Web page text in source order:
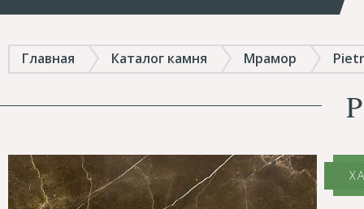
Главная Каталог камня Мрамор